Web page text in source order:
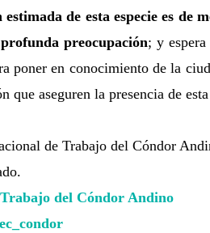
de esta especie es de
preocupación; y espera
poner en conocimiento de la
que aseguren la presencia de
de Trabajo del Cóndor
del Cóndor Andino